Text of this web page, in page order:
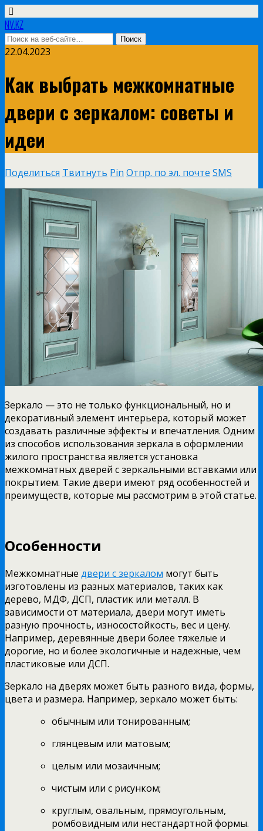
NV.KZ
22.04.2023
Как выбрать межкомнатные
двери с зеркалом: советы и
идеи
Поделиться Твитнуть Pin Отпр. по эл. почте SMS
Зеркало — это не только функциональный, но и
декоративный элемент интерьера, который может
создавать различные эффекты и впечатления. Одним
из способов использования зеркала в оформлении
жилого пространства является установка
межкомнатных дверей с зеркальными вставками или
покрытием. Такие двери имеют ряд особенностей и
преимуществ, которые мы рассмотрим в этой статье.
Особенности
Межкомнатные двери с зеркалом могут быть
изготовлены из разных материалов, таких как
дерево, МДФ, ДСП, пластик или металл. В
зависимости от материала, двери могут иметь
разную прочность, износостойкость, вес и цену.
Например, деревянные двери более тяжелые и
дорогие, но и более экологичные и надежные, чем
пластиковые или ДСП.
Зеркало на дверях может быть разного вида, формы,
цвета и размера. Например, зеркало может быть:
обычным или тонированным;
глянцевым или матовым;
целым или мозаичным;
чистым или с рисунком;
круглым, овальным, прямоугольным,
ромбовидным или нестандартной формы.